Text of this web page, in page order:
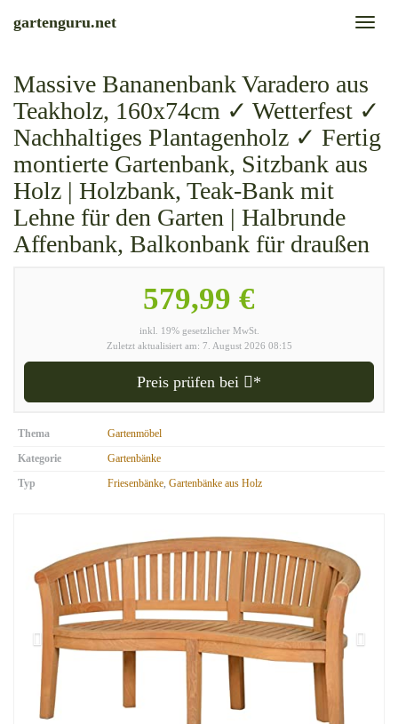
Toggle
gartenguru.net
Massive Bananenbank Varadero aus
Teakholz, 160x74cm ✓ Wetterfest ✓
Nachhaltiges Plantagenholz ✓ Fertig
montierte Gartenbank, Sitzbank aus
Holz | Holzbank, Teak-Bank mit
Lehne für den Garten | Halbrunde
Affenbank, Balkonbank für draußen
579,99 €
inkl. 19% gesetzlicher MwSt.
Zuletzt aktualisiert am: 7. August 2026 08:15
Preis prüfen bei *
Thema
Gartenmöbel
Kategorie
Gartenbänke
Typ
Friesenbänke, Gartenbänke aus Holz